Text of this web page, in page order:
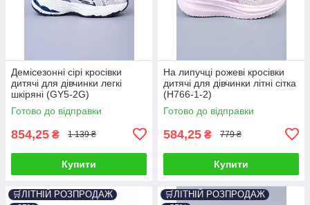
Демісезонні сірі кросівки
дитячі для дівчинки легкі
шкіряні (GY5-2G)
Готово до відправки
854,25 ₴ 1 139 ₴
Купити
На липучці рожеві кросівки
дитячі для дівчинки літні сітка
(H766-1-2)
Готово до відправки
584,25 ₴ 779 ₴
Купити
🛒ЛІТНІЙ РОЗПРОДАЖ
🛒ЛІТНІЙ РОЗПРОДАЖ